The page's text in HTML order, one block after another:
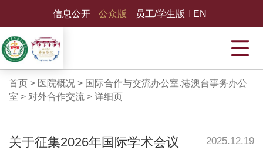
信息公开 公众版 员工/学生版 EN
首页 > 医院概况> 国际合作与交流办公室.港澳台事务办公
室 > 对外合作交流> 详细页
关于征集2026年国际学术会议
2025.12.19